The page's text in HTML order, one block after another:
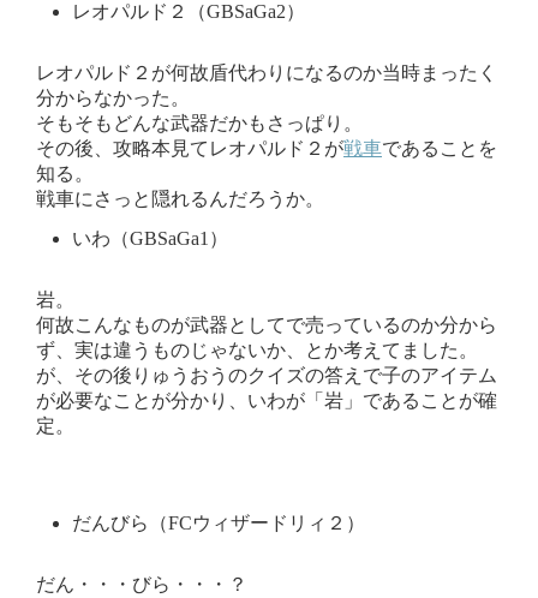
レオパルド２（GBSaGa2）
レオパルド２が何故盾代わりになるのか当時まったく
分からなかった。
そもそもどんな武器だかもさっぱり。
その後、攻略本見てレオパルド２が戦車であることを
知る。
戦車にさっと隠れるんだろうか。
いわ（GBSaGa1）
岩。
何故こんなものが武器としてで売っているのか分から
ず、実は違うものじゃないか、とか考えてました。
が、その後りゅうおうのクイズの答えで子のアイテム
が必要なことが分かり、いわが「岩」であることが確
定。
だんびら（FCウィザードリィ２）
だん・・・びら・・・？